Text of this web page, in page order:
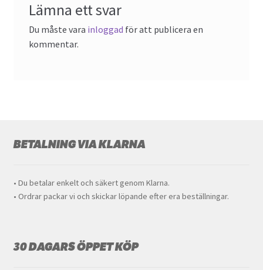
Lämna ett svar
Du måste vara inloggad för att publicera en
kommentar.
BETALNING VIA KLARNA
• Du betalar enkelt och säkert genom Klarna.
• Ordrar packar vi och skickar löpande efter era beställningar.
30 DAGARS ÖPPET KÖP